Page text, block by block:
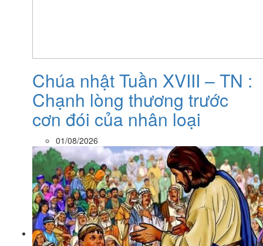
Chúa nhật Tuần XVIII – TN :
Chạnh lòng thương trước
cơn đói của nhân loại
01/08/2026